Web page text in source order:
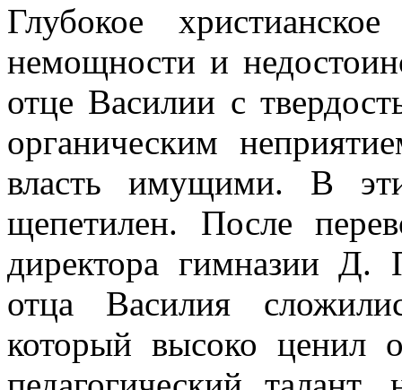
Глубокое
немощности и
отце Василии с
органическим
власть имущими. В
щепетилен. После
директора гимназии
отца Василия
который высоко ценил